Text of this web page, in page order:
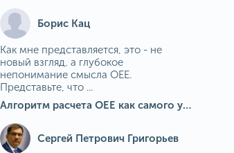
Борис Кац
Как мне представляется, это - не
новый взгляд, а глубокое
непонимание смысла OEE.
Представьте, что ...
Алгоритм расчета ОЕЕ как самого универсального и современного показателя эффективности оборудования в мире
Сергей Петрович Григорьев